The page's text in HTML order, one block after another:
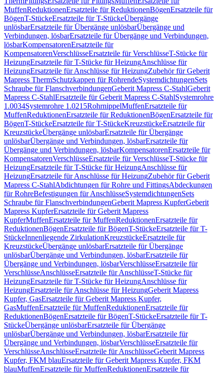
MuffenReduktionenErsatzteile für ReduktionenBögenErsatzteile für
BögenT-StückeErsatzteile für T-StückeÜbergänge
unlösbarErsatzteile für Übergänge unlösbarÜbergänge und
Verbindungen, lösbarErsatzteile für Übergänge und Verbindungen,
lösbarKompensatorenErsatzteile für
KompensatorenVerschlüsseErsatzteile für VerschlüsseT-Stücke für
HeizungErsatzteile für T-Stücke für HeizungAnschlüsse für
HeizungErsatzteile für Anschlüsse für HeizungZubehör für Geberit
Mapress ThermSchutzkappen für RohrendeSystemdichtungenSets
Schraube für FlanschverbindungenGeberit Mapress C-StahlGeberit
Mapress C-StahlErsatzteile für Geberit Mapress C-StahlSystemrohre
1.0034Systemrohre 1.0215RohrnippelMuffenErsatzteile für
MuffenReduktionenErsatzteile für ReduktionenBögenErsatzteile für
BögenT-StückeErsatzteile für T-StückeKreuzstückeErsatzteile für
KreuzstückeÜbergänge unlösbarErsatzteile für Übergänge
unlösbarÜbergänge und Verbindungen, lösbarErsatzteile für
Übergänge und Verbindungen, lösbarKompensatorenErsatzteile für
KompensatorenVerschlüsseErsatzteile für VerschlüsseT-Stücke für
HeizungErsatzteile für T-Stücke für HeizungAnschlüsse für
HeizungErsatzteile für Anschlüsse für HeizungZubehör für Geberit
Mapress C-StahlAbdichtungen für Rohre und FittingsAbdeckungen
für RohreBefestigungen für AnschlüsseSystemdichtungenSets
Schraube für FlanschverbindungenGeberit Mapress KupferGeberit
Mapress KupferErsatzteile für Geberit Mapress
KupferMuffenErsatzteile für MuffenReduktionenErsatzteile für
ReduktionenBögenErsatzteile für BögenT-StückeErsatzteile für T-
StückeInnenliegende ZirkulationKreuzstückeErsatzteile für
KreuzstückeÜbergänge unlösbarErsatzteile für Übergänge
unlösbarÜbergänge und Verbindungen, lösbarErsatzteile für
Übergänge und Verbindungen, lösbarVerschlüsseErsatzteile für
VerschlüsseAnschlüsseErsatzteile für AnschlüsseT-Stücke für
HeizungErsatzteile für T-Stücke für HeizungAnschlüsse für
HeizungErsatzteile für Anschlüsse für HeizungGeberit Mapress
Kupfer, GasErsatzteile für Geberit Mapress Kupfer,
GasMuffenErsatzteile für MuffenReduktionenErsatzteile für
ReduktionenBögenErsatzteile für BögenT-StückeErsatzteile für T-
StückeÜbergänge unlösbarErsatzteile für Übergänge
unlösbarÜbergänge und Verbindungen, lösbarErsatzteile für
Übergänge und Verbindungen, lösbarVerschlüsseErsatzteile für
VerschlüsseAnschlüsseErsatzteile für AnschlüsseGeberit Mapress
Kupfer, FKM blauErsatzteile für Geberit Mapress Kupfer, FKM
blauMuffenErsatzteile für MuffenReduktionenErsatzteile für